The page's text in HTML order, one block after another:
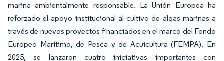
marina ambientalmente responsable. La Unión Europea ha
reforzado el apoyo institucional al cultivo de algas marinas a
través de nuevos proyectos financiados en el marco del Fondo
Europeo Marítimo, de Pesca y de Acuicultura (FEMPA). En
2025, se lanzaron cuatro iniciativas importantes con